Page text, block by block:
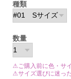
種類
数量
⚠ご購入前に色・サ
⚠サイズ選びに迷っ